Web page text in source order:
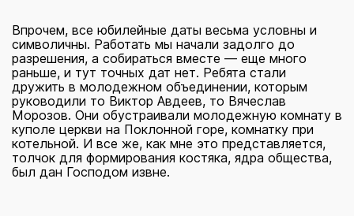
Впрочем, все юбилейные даты весьма условны и
символичны. Работать мы начали задолго до
разрешения, а собираться вместе — еще много
раньше, и тут точных дат нет. Ребята стали
дружить в молодежном объединении, которым
руководили то Виктор Авдеев, то Вячеслав
Морозов. Они обустраивали молодежную комнату в
куполе церкви на Поклонной горе, комнатку при
котельной. И все же, как мне это представляется,
толчок для формирования костяка, ядра общества,
был дан Господом извне.